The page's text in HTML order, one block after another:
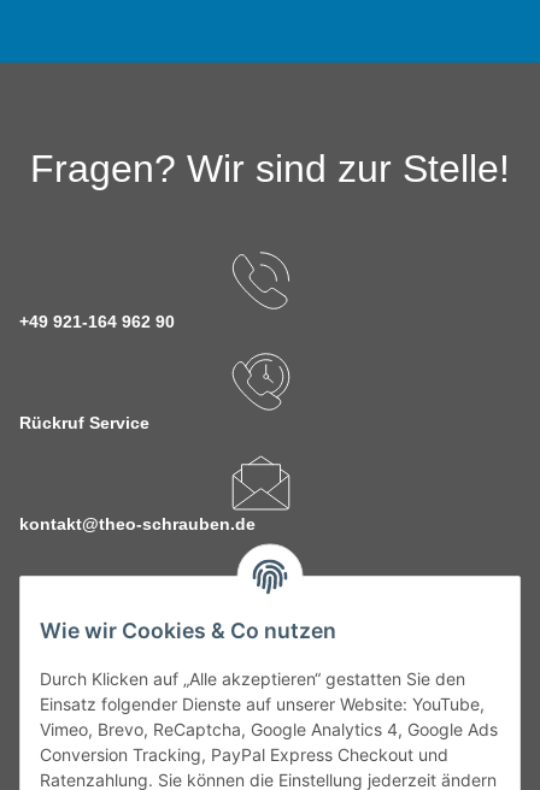
Wie wir Cookies & Co nutzen
Durch Klicken auf „Alle akzeptieren“ gestatten Sie den
Einsatz folgender Dienste auf unserer Website: YouTube,
Vimeo, Brevo, ReCaptcha, Google Analytics 4, Google Ads
Conversion Tracking, PayPal Express Checkout und
Ratenzahlung. Sie können die Einstellung jederzeit ändern
Fragen? Wir sind zur Stelle!
+49 921-164 962 90
Rückruf Service
kontakt@theo-schrauben.de
Service
Gesetzliche Informationen